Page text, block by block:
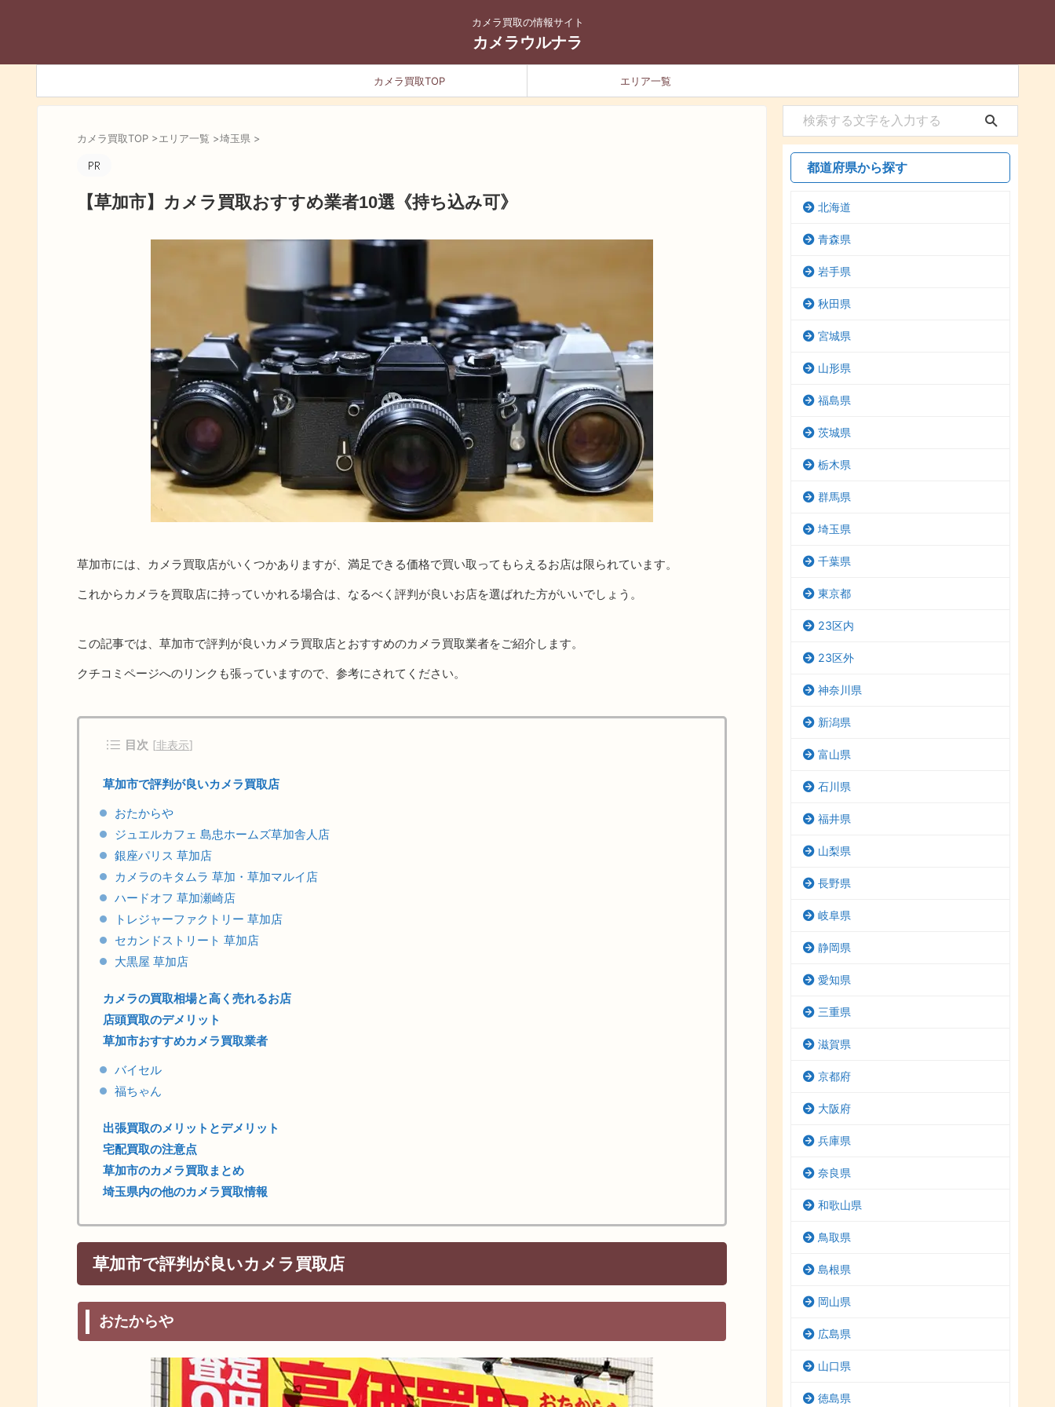
カメラ買取の情報サイト
カメラウルナラ
カメラ買取TOP エリア一覧
カメラ買取TOP >エリア一覧 >埼玉県 >
【草加市】カメラ買取おすすめ業者10選《持ち込み可》
草加市には、カメラ買取店がいくつかありますが、満足できる価格で買い取ってもらえるお店は限られています。
これからカメラを買取店に持っていかれる場合は、なるべく評判が良いお店を選ばれた方がいいでしょう。
この記事では、草加市で評判が良いカメラ買取店とおすすめのカメラ買取業者をご紹介します。
クチコミページへのリンクも張っていますので、参考にされてください。
目次 [非表示]
草加市で評判が良いカメラ買取店
おたからや
ジュエルカフェ 島忠ホームズ草加舎人店
銀座パリス 草加店
カメラのキタムラ 草加・草加マルイ店
ハードオフ 草加瀬崎店
トレジャーファクトリー 草加店
セカンドストリート 草加店
大黒屋 草加店
カメラの買取相場と高く売れるお店
店頭買取のデメリット
草加市おすすめカメラ買取業者
バイセル
福ちゃん
出張買取のメリットとデメリット
宅配買取の注意点
草加市のカメラ買取まとめ
埼玉県内の他のカメラ買取情報
草加市で評判が良いカメラ買取店
おたからや
都道府県から探す
北海道
青森県
岩手県
秋田県
宮城県
山形県
福島県
茨城県
栃木県
群馬県
埼玉県
千葉県
東京都
23区内
23区外
神奈川県
新潟県
富山県
石川県
福井県
山梨県
長野県
岐阜県
静岡県
愛知県
三重県
滋賀県
京都府
大阪府
兵庫県
奈良県
和歌山県
鳥取県
島根県
岡山県
広島県
山口県
徳島県